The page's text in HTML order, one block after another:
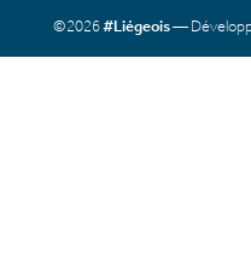
©2026#Liégeois—